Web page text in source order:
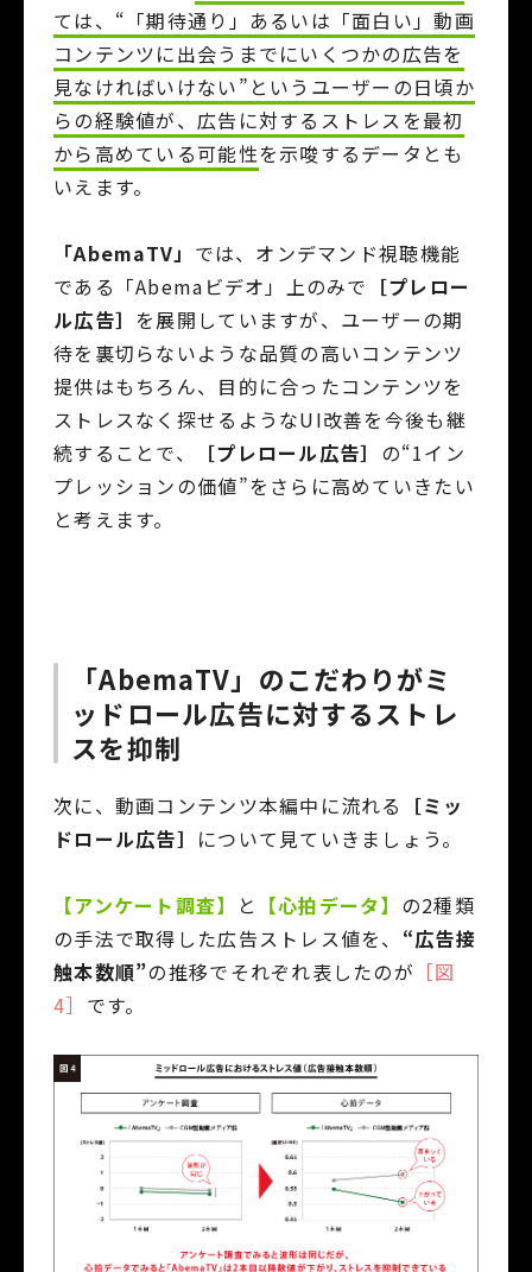
ては、“「期待通り」あるいは「面白い」動画
コンテンツに出会うまでにいくつかの広告を
見なければいけない”というユーザーの日頃か
らの経験値が、広告に対するストレスを最初
から高めている可能性を示唆するデータとも
いえます。
「AbemaTV」 では、オンデマンド視聴機能
である「Abemaビデオ」上のみで ［プレロー
ル広告］ を展開していますが、ユーザーの期
待を裏切らないような品質の高いコンテンツ
提供はもちろん、目的に合ったコンテンツを
ストレスなく探せるようなUI改善を今後も継
続することで、
［プレロール広告］ の“1イン
プレッションの価値”をさらに高めていきたい
と考えます。
「AbemaTV」のこだわりがミ
ッドロール広告に対するストレ
スを抑制
次に、動画コンテンツ本編中に流れる
［ミッ
ドロール広告］ について見ていきましょう。
【アンケート調査】 と 【心拍データ】 の2種類
の手法で取得した広告ストレス値を、 “広告接
触本数順”の推移でそれぞれ表したのが ［図
4］ です。